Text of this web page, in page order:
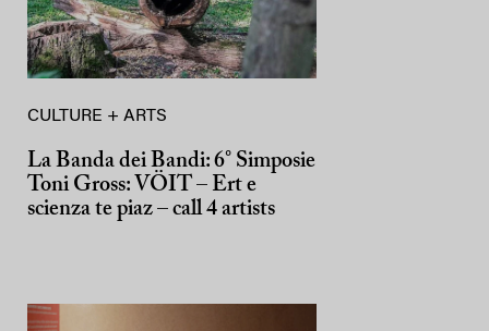
CULTURE + ARTS
La Banda dei Bandi: 6° Simposie
Toni Gross: VÖIT – Ert e
scienza te piaz – call 4 artists